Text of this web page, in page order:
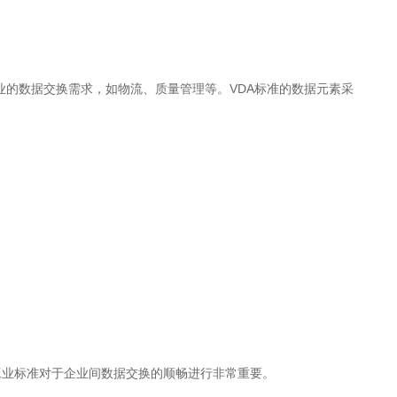
数据交换需求，如物流、质量管理等。VDA标准的数据元素采
标准对于企业间数据交换的顺畅进行非常重要。